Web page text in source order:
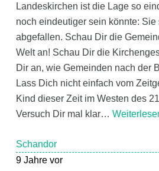
Landeskirchen ist die Lage so
noch eindeutiger sein könnte:
abgefallen. Schau Dir die
Welt an! Schau Dir die
Dir an, wie Gemeinden nach der
Lass Dich nicht einfach vom
Kind dieser Zeit im Westen des
Versuch Dir mal klar…
Schandor
9 Jahre vor